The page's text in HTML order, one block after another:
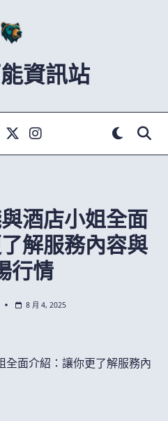
資訊站
酒店小姐全面
解服務內容與
行情
8 月 4, 2025